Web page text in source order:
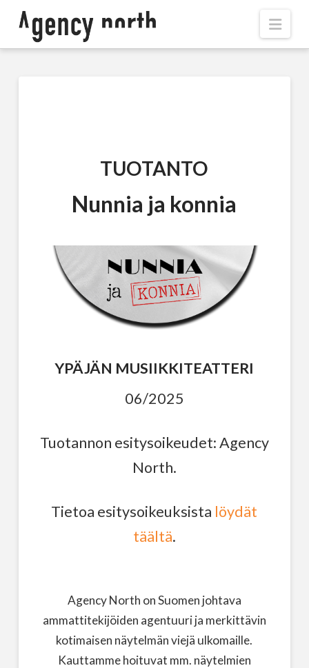
TUOTANTO
Nunnia ja konnia
YPÄJÄN MUSIIKKITEATTERI
06/2025
Tuotannon esitysoikeudet: Agency
North.
Tietoa esitysoikeuksista löydät
täältä.
Agency North on Suomen johtava
ammattitekijöiden agentuuri ja merkittävin
kotimaisen näytelmän viejä ulkomaille.
Kauttamme hoituvat mm. näytelmien